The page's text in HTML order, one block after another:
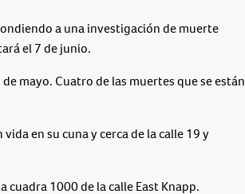
a una investigación de muerte
el 7 de junio.
mayo. Cuatro de las muertes que se están
en su cuna y cerca de la calle 19 y
cuadra 1000 de la calle East Knapp.